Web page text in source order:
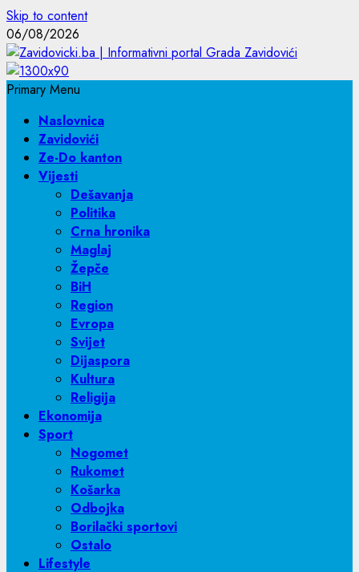
Skip to content
06/08/2026
Primary Menu
Naslovnica
Zavidovići
Ze-Do kanton
Vijesti
Dešavanja
Politika
Crna hronika
Maglaj
Žepče
BiH
Region
Evropa
Svijet
Dijaspora
Kultura
Religija
Ekonomija
Sport
Nogomet
Rukomet
Košarka
Odbojka
Borilački sportovi
Ostalo
Lifestyle